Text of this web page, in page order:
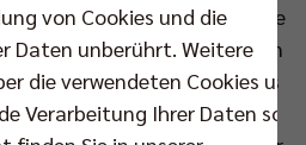
3:1 setzte sich der Deutsche
dabei aber auch im vierten
Jetzt reisen die Badener als
und stecken
von Cookies und die
Daten unberührt. Weitere
die verwendeten Cookies und
Verarbeitung Ihrer Daten